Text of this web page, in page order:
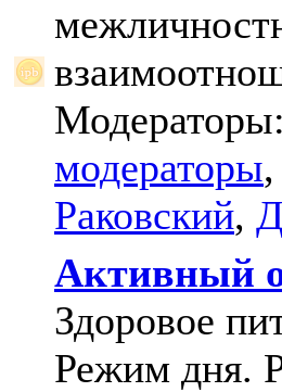
Модераторы:
модераторы,
Раковский,
Активный
Здоровое
Режим дня.